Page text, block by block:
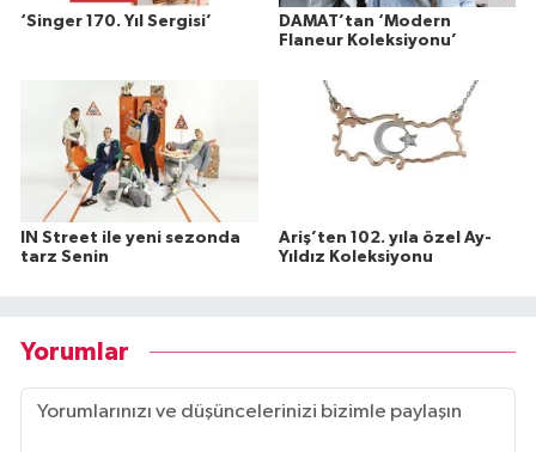
‘Singer 170. Yıl Sergisi’
DAMAT’tan ‘Modern
Flaneur Koleksiyonu’
IN Street ile yeni sezonda
tarz Senin
Ariş’ten 102. yıla özel Ay-
Yıldız Koleksiyonu
Yorumlar